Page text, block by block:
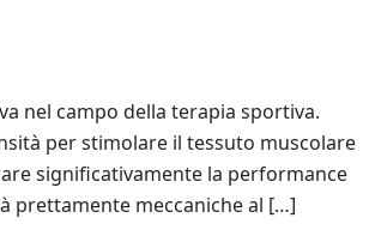
nel campo della terapia sportiva.
per stimolare il tessuto muscolare
significativamente la performance
prettamente meccaniche al […]